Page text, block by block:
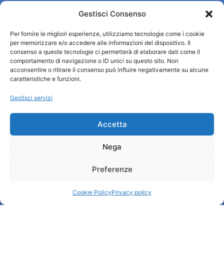
Gestisci Consenso
Per fornire le migliori esperienze, utilizziamo tecnologie come i cookie
per memorizzare e/o accedere alle informazioni del dispositivo. Il
consenso a queste tecnologie ci permetterà di elaborare dati come il
comportamento di navigazione o ID unici su questo sito. Non
acconsentire o ritirare il consenso può influire negativamente su alcune
caratteristiche e funzioni.
Gestisci servizi
Accetta
Nega
Preferenze
Cookie PolicyPrivacy policy
Turismo Padova
Chi siamo
Informazioni e Accoglienza Turistica/IAT
Cookie Policy
Amministrazione trasparente